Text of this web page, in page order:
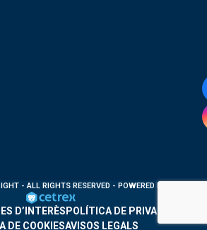
- ALL RIGHTS RESERVED - POWERED BY
D’INTERÈS POLÍTICA DE PRIVACITAT
DE COOKIESAVISOS LEGALS